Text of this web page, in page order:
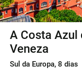
A Costa Azul
Veneza
Sul da Europa, 8 dias